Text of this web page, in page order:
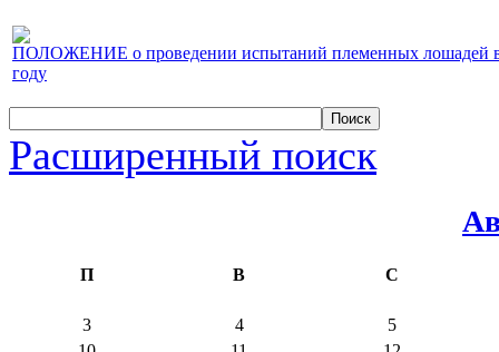
ПОЛОЖЕНИЕ о проведении испытаний племенных лошадей
году
Расширенный поиск
П В С
3 4
5